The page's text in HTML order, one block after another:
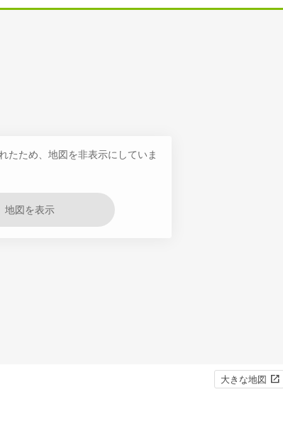
たため、地図を非表示にしていま
地図を表示
大きな地図